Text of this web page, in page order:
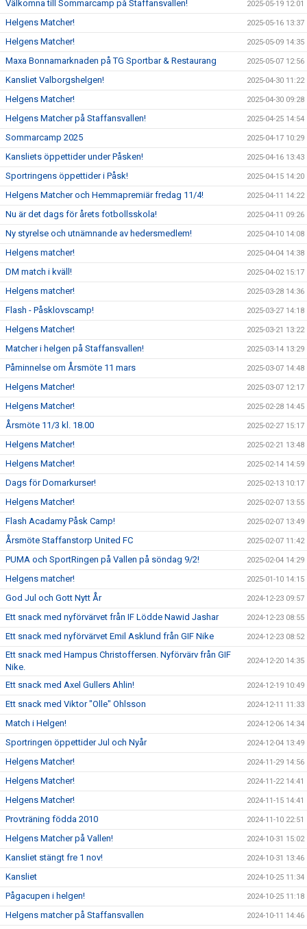
Välkomna till Sommarcamp på Staffansvallen! 2025-05-19 12:01
Helgens Matcher! 2025-05-16 13:37
Helgens Matcher! 2025-05-09 14:35
Maxa Bonnamarknaden på TG Sportbar & Restaurang 2025-05-07 12:56
Kansliet Valborgshelgen! 2025-04-30 11:22
Helgens Matcher! 2025-04-30 09:28
Helgens Matcher på Staffansvallen! 2025-04-25 14:54
Sommarcamp 2025 2025-04-17 10:29
Kansliets öppettider under Påsken! 2025-04-16 13:43
Sportringens öppettider i Påsk! 2025-04-15 14:20
Helgens Matcher och Hemmapremiär fredag 11/4! 2025-04-11 14:22
Nu är det dags för årets fotbollsskola! 2025-04-11 09:26
Ny styrelse och utnämnande av hedersmedlem! 2025-04-10 14:08
Helgens matcher! 2025-04-04 14:38
DM match i kväll! 2025-04-02 15:17
Helgens matcher! 2025-03-28 14:36
Flash - Påsklovscamp! 2025-03-27 14:18
Helgens Matcher! 2025-03-21 13:22
Matcher i helgen på Staffansvallen! 2025-03-14 13:29
Påminnelse om Årsmöte 11 mars 2025-03-07 14:48
Helgens Matcher! 2025-03-07 12:17
Helgens Matcher! 2025-02-28 14:45
Årsmöte 11/3 kl. 18.00 2025-02-27 15:17
Helgens Matcher! 2025-02-21 13:48
Helgens Matcher! 2025-02-14 14:59
Dags för Domarkurser! 2025-02-13 10:17
Helgens Matcher! 2025-02-07 13:55
Flash Acadamy Påsk Camp! 2025-02-07 13:49
Årsmöte Staffanstorp United FC 2025-02-07 11:42
PUMA och SportRingen på Vallen på söndag 9/2! 2025-02-04 14:29
Helgens matcher! 2025-01-10 14:15
God Jul och Gott Nytt År 2024-12-23 09:57
Ett snack med nyförvärvet från IF Lödde Nawid Jashar 2024-12-23 08:55
Ett snack med nyförvärvet Emil Asklund från GIF Nike 2024-12-23 08:52
Ett snack med Hampus Christoffersen. Nyförvärv från GIF
Nike.
2024-12-20 14:35
Ett snack med Axel Gullers Ahlin! 2024-12-19 10:49
Ett snack med Viktor "Olle" Ohlsson 2024-12-11 11:33
Match i Helgen! 2024-12-06 14:34
Sportringen öppettider Jul och Nyår 2024-12-04 13:49
Helgens Matcher! 2024-11-29 14:56
Helgens Matcher! 2024-11-22 14:41
Helgens Matcher! 2024-11-15 14:41
Provträning födda 2010 2024-11-10 22:51
Helgens Matcher på Vallen! 2024-10-31 15:02
Kansliet stängt fre 1 nov! 2024-10-31 13:46
Kansliet 2024-10-25 11:34
Pågacupen i helgen! 2024-10-25 11:18
Helgens matcher på Staffansvallen 2024-10-11 14:46